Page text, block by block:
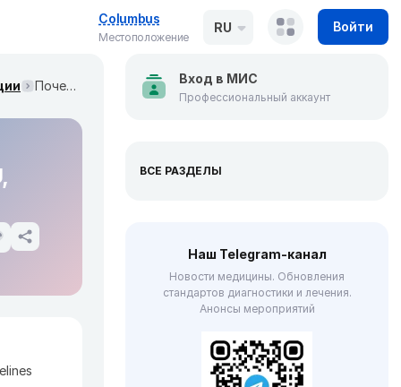
Columbus
Местоположение
RU Войти
Почечно-клеточный рак: обзор обновлений (EAU, ноябрь 2022) Вход в МИС
Профессиональный аккаунт
ВСЕ РАЗДЕЛЫ
Наш Telegram-канал
Новости медицины. Обновления
стандартов диагностики и лечения.
Анонсы мероприятий